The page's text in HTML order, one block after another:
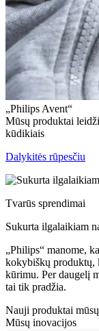
„Philips Avent“
Mūsų produktai
kūdikiais
Dalykitės rūpesčiu
Tvarūs sprendimai
Sukurta ilgalaikiam
„Philips“ manome,
kokybiškų produktų,
kūrimu. Per daugelį
tai tik pradžia.
Nauji produktai
Mūsų inovacijos